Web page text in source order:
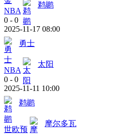
NBA
鹈鹕
0 - 0
2025-11-17 08:00
勇士
NBA
太阳
0 - 0
2025-11-11 10:00
鹈鹕
世欧预
摩尔多瓦